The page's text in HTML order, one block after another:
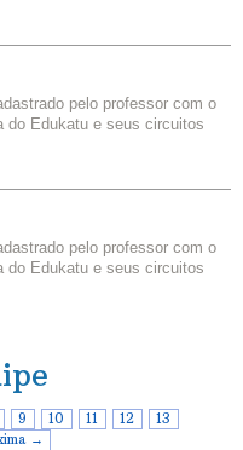
pelo professor com o
do Edukatu e seus circuitos
pelo professor com o
do Edukatu e seus circuitos
9 10 11 12
13
→